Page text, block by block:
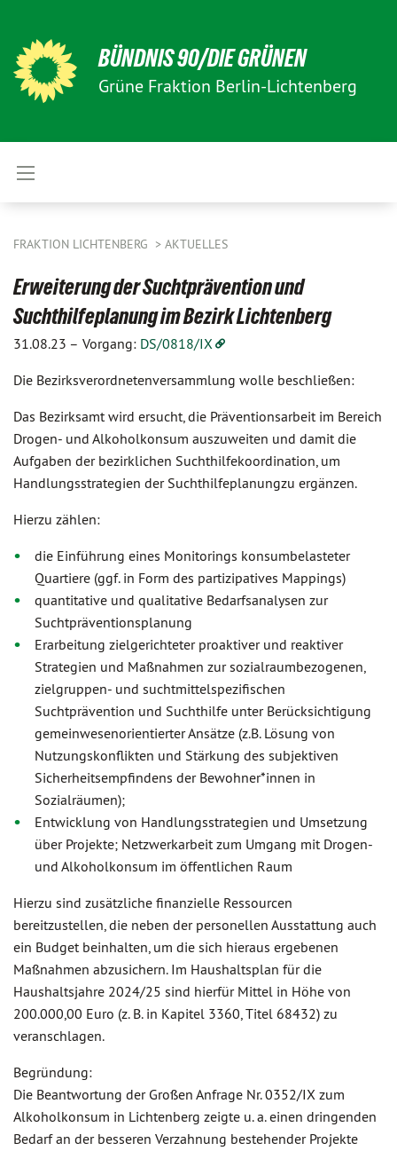
BÜNDNIS 90/DIE GRÜNEN
Grüne Fraktion Berlin-Lichtenberg
FRAKTION LICHTENBERG AKTUELLES
Erweiterung der Suchtprävention und
Suchthilfeplanung im Bezirk Lichtenberg
31.08.23 – Vorgang: DS/0818/IX
Die Bezirksverordnetenversammlung wolle beschließen:
Das Bezirksamt wird ersucht, die Präventionsarbeit im Bereich
Drogen- und Alkoholkonsum auszuweiten und damit die
Aufgaben der bezirklichen Suchthilfekoordination, um
Handlungsstrategien der Suchthilfeplanungzu ergänzen.
Hierzu zählen:
die Einführung eines Monitorings konsumbelasteter
Quartiere (ggf. in Form des partizipatives Mappings)
quantitative und qualitative Bedarfsanalysen zur
Suchtpräventionsplanung
Erarbeitung zielgerichteter proaktiver und reaktiver
Strategien und Maßnahmen zur sozialraumbezogenen,
zielgruppen- und suchtmittelspezifischen
Suchtprävention und Suchthilfe unter Berücksichtigung
gemeinwesenorientierter Ansätze (z.B. Lösung von
Nutzungskonflikten und Stärkung des subjektiven
Sicherheitsempfindens der Bewohner*innen in
Sozialräumen);
Entwicklung von Handlungsstrategien und Umsetzung
über Projekte; Netzwerkarbeit zum Umgang mit Drogen-
und Alkoholkonsum im öffentlichen Raum
Hierzu sind zusätzliche finanzielle Ressourcen
bereitzustellen, die neben der personellen Ausstattung auch
ein Budget beinhalten, um die sich hieraus ergebenen
Maßnahmen abzusichern. Im Haushaltsplan für die
Haushaltsjahre 2024/25 sind hierfür Mittel in Höhe von
200.000,00 Euro (z. B. in Kapitel 3360, Titel 68432) zu
veranschlagen.
Begründung:
Die Beantwortung der Großen Anfrage Nr. 0352/IX zum
Alkoholkonsum in Lichtenberg zeigte u. a. einen dringenden
Bedarf an der besseren Verzahnung bestehender Projekte